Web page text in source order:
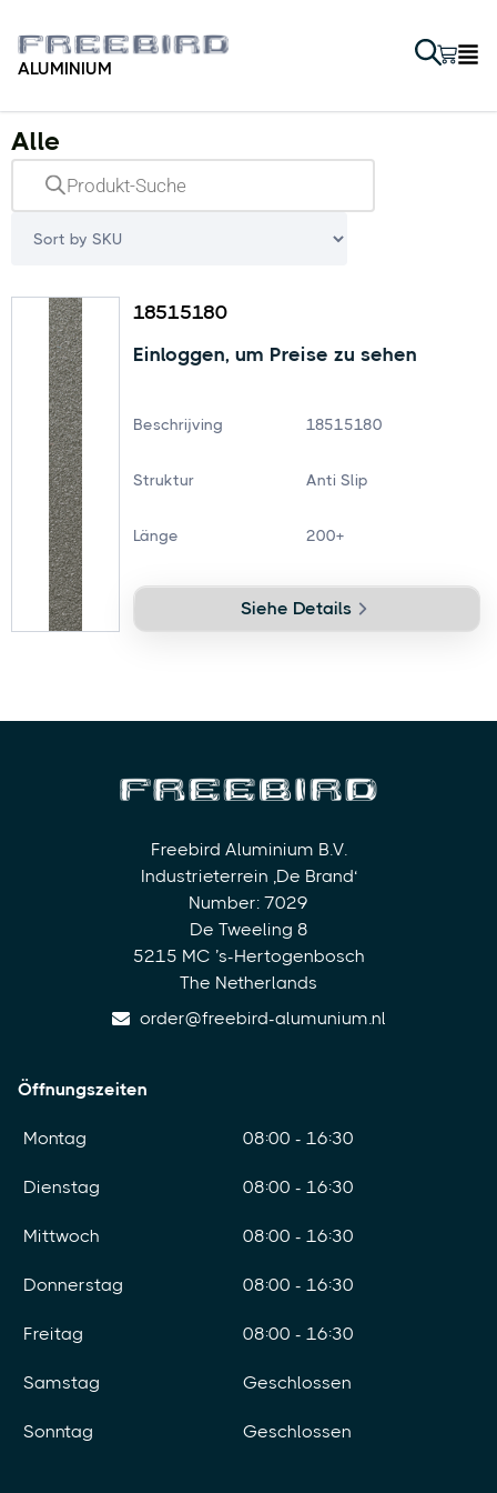
ALUMINIUM
Alle
18515180
Einloggen, um Preise zu sehen
Beschrijving 18515180
Struktur Anti Slip
Länge 200+
Siehe Details
Freebird Aluminium B.V.
Industrieterrein ‚De Brand‘
Number: 7029
De Tweeling 8
5215 MC ’s-Hertogenbosch
The Netherlands
order@freebird-alumunium.nl
Öffnungszeiten
Montag 08:00 - 16:30
Dienstag 08:00 - 16:30
Mittwoch 08:00 - 16:30
Donnerstag 08:00 - 16:30
Freitag 08:00 - 16:30
Samstag Geschlossen
Sonntag Geschlossen